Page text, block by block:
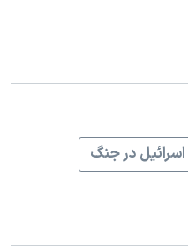
اسرائیل در جنگ